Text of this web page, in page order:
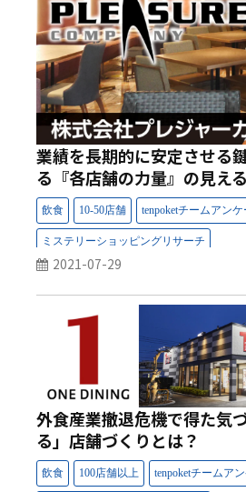
業績を長期的に安定させる
る『各店舗の力量』の見え
2021-07-29
外食産業撤退危機で得た気
る」店舗づくりとは？